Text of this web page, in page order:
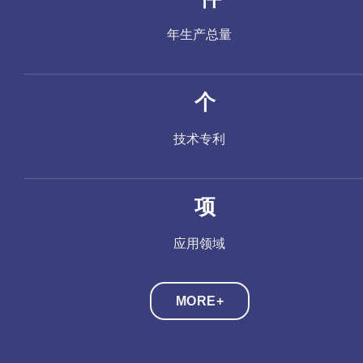
年生产总量
23个
技术专利
14项
应用领域
MORE+